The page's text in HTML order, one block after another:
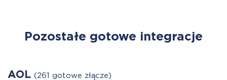
Pozostałe gotowe integracje
AOL (261 gotowe złącze)